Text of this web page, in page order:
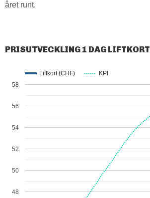
året runt.
PRISUTVECKLING 1 DAG LIFTKORT
Liftkort (CHF) KPI
48
50
52
54
56
58